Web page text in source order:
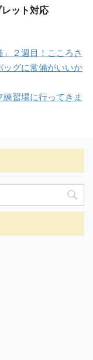
ット対応
２週目！こころさ
ッグに常備がいいか
習場に行ってきま